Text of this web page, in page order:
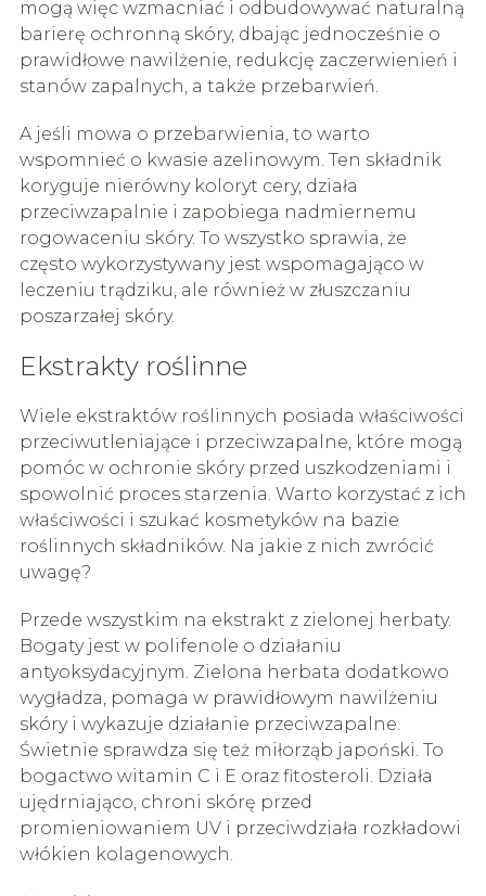
mogą więc wzmacniać i odbudowywać naturalną
barierę ochronną skóry, dbając jednocześnie o
prawidłowe nawilżenie, redukcję zaczerwienień i
stanów zapalnych, a także przebarwień.
A jeśli mowa o przebarwienia, to warto
wspomnieć o kwasie azelinowym. Ten składnik
koryguje nierówny koloryt cery, działa
przeciwzapalnie i zapobiega nadmiernemu
rogowaceniu skóry. To wszystko sprawia, że
często wykorzystywany jest wspomagająco w
leczeniu trądziku, ale również w złuszczaniu
poszarzałej skóry.
Ekstrakty roślinne
Wiele ekstraktów roślinnych posiada właściwości
przeciwutleniające i przeciwzapalne, które mogą
pomóc w ochronie skóry przed uszkodzeniami i
spowolnić proces starzenia. Warto korzystać z ich
właściwości i szukać kosmetyków na bazie
roślinnych składników. Na jakie z nich zwrócić
uwagę?
Przede wszystkim na ekstrakt z zielonej herbaty.
Bogaty jest w polifenole o działaniu
antyoksydacyjnym. Zielona herbata dodatkowo
wygładza, pomaga w prawidłowym nawilżeniu
skóry i wykazuje działanie przeciwzapalne.
Świetnie sprawdza się też miłorząb japoński. To
bogactwo witamin C i E oraz fitosteroli. Działa
ujędrniająco, chroni skórę przed
promieniowaniem UV i przeciwdziała rozkładowi
włókien kolagenowych.